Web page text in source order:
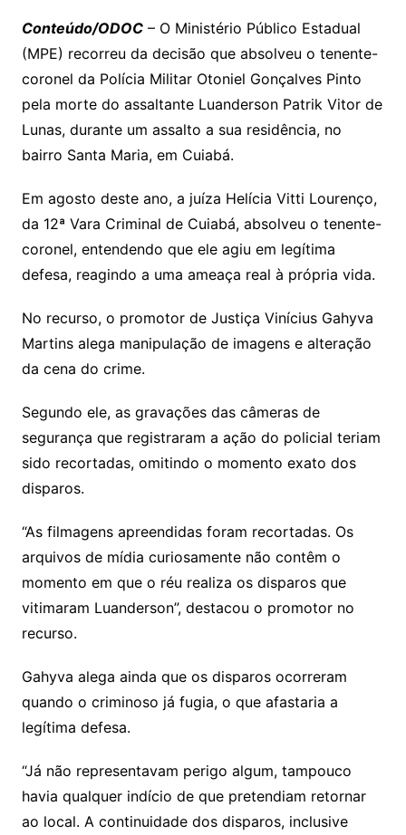
y
Li
n
k
s
A
p
p
gr
a
m
e
dI
n
l
gl
e
Cl
a
o
o
m
g
s
s
a
g
e
lo
o
k.
c
o
y
p
e
h
o
o
M
ai
e
a
d
s
ai
l
ar
e
Conteúdo/ODOC– O Ministério Público Estadual
(MPE) recorreu da decisão que absolveu o tenente-
coronel da Polícia Militar Otoniel Gonçalves Pinto
pela morte do assaltante Luanderson Patrik Vitor de
Lunas, durante um assalto a sua residência, no
bairro Santa Maria, em Cuiabá.
Em agosto deste ano, a juíza Helícia Vitti Lourenço,
da 12ª Vara Criminal de Cuiabá, absolveu o tenente-
coronel, entendendo que ele agiu em legítima
defesa, reagindo a uma ameaça real à própria vida.
No recurso, o promotor de Justiça Vinícius Gahyva
Martins alega manipulação de imagens e alteração
da cena do crime.
Segundo ele, as gravações das câmeras de
segurança que registraram a ação do policial teriam
sido recortadas, omitindo o momento exato dos
disparos.
“As filmagens apreendidas foram recortadas. Os
arquivos de mídia curiosamente não contêm o
momento em que o réu realiza os disparos que
vitimaram Luanderson”, destacou o promotor no
recurso.
Gahyva alega ainda que os disparos ocorreram
quando o criminoso já fugia, o que afastaria a
legítima defesa.
“Já não representavam perigo algum, tampouco
havia qualquer indício de que pretendiam retornar
ao local. A continuidade dos disparos, inclusive